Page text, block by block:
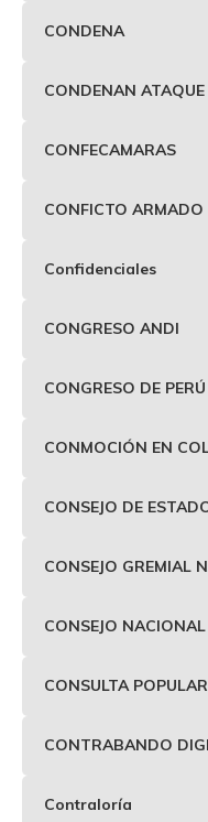
CONDENA
CONDENAN
CONFECAMARAS
CONFICTO ARMADO
Confidenciales
CONGRESO ANDI
CONGRESO DE PERÚ
CONMOCIÓN EN
CONSEJO DE
CONSEJO GREMIAL
CONSEJO
CONSULTA POPULAR
CONTRABANDO
Contraloría